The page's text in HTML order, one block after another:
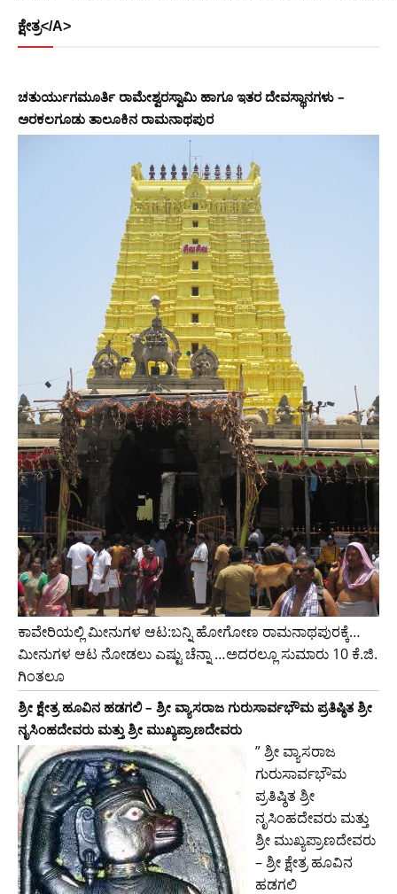
ಕ್ಷೇತ್ರ</A>
ಚತುರ್ಯುಗಮೂರ್ತಿ ರಾಮೇಶ್ವರಸ್ವಾಮಿ ಹಾಗೂ ಇತರ ದೇವಸ್ಥಾನಗಳು –
ಅರಕಲಗೂಡು ತಾಲೂಕಿನ ರಾಮನಾಥಪುರ
ಕಾವೇರಿಯಲ್ಲಿ ಮೀನುಗಳ ಆಟ:ಬನ್ನಿ ಹೋಗೋಣ ರಾಮನಾಥಪುರಕ್ಕೆ…
ಮೀನುಗಳ ಆಟ ನೋಡಲು ಎಷ್ಟು ಚೆನ್ನಾ …ಅದರಲ್ಲೂ ಸುಮಾರು 10 ಕೆ.ಜಿ.
ಗಿಂತಲೂ
ಶ್ರೀ ಕ್ಷೇತ್ರ ಹೂವಿನ ಹಡಗಲಿ – ಶ್ರೀ ವ್ಯಾಸರಾಜ ಗುರುಸಾರ್ವಭೌಮ ಪ್ರತಿಷ್ಠಿತ ಶ್ರೀ
ನೃಸಿಂಹದೇವರು ಮತ್ತು ಶ್ರೀ ಮುಖ್ಯಪ್ರಾಣದೇವರು
” ಶ್ರೀ ವ್ಯಾಸರಾಜ
ಗುರುಸಾರ್ವಭೌಮ
ಪ್ರತಿಷ್ಠಿತ ಶ್ರೀ
ನೃಸಿಂಹದೇವರು ಮತ್ತು
ಶ್ರೀ ಮುಖ್ಯಪ್ರಾಣದೇವರು
– ಶ್ರೀ ಕ್ಷೇತ್ರ ಹೂವಿನ
ಹಡಗಲಿ